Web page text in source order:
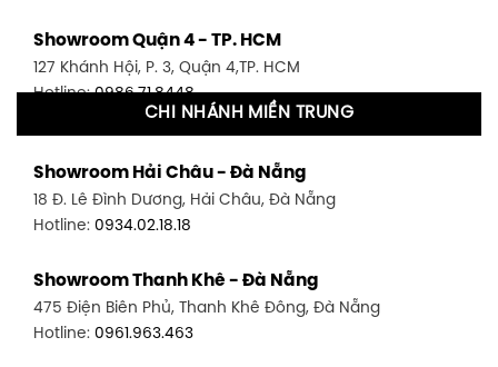
Showroom Quận 4 - TP. HCM
127 Khánh Hội, P. 3, Quận 4,TP. HCM
Hotline:0986.71.8448
1411 Đường 3/2, P. 16, Quận 11, TP. HCM
Hotline:0906.256.759
1448 Huỳnh Tấn Phát, Phú Thuận, Quận 7, TP HCM
Hotline:0946.480.580
CHI NHÁNH MIỀN TRUNG
Showroom Hải Châu - Đà Nẵng
18 Đ. Lê Đình Dương, Hải Châu, Đà Nẵng
Hotline: 0934.02.18.18
Showroom Thanh Khê - Đà Nẵng
475 Điện Biên Phủ, Thanh Khê Đông, Đà Nẵng
Hotline: 0961.963.463